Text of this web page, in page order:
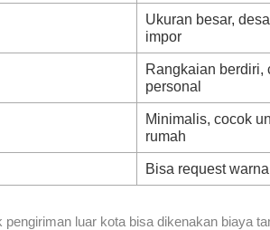
Ukuran besar,
impor
Rangkaian berdiri,
personal
Minimalis, cocok
rumah
Bisa request
pengiriman luar kota bisa dikenakan biaya